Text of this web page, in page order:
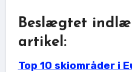
Beslægtet
artikel:
Top 10 skiområder i